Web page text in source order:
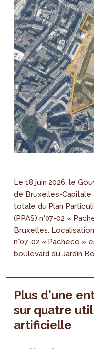
Le 18 juin 2026, le
de Bruxelles-Capitale
totale du Plan
(PPAS) n°07-02 «
Bruxelles.
n°07-02 « Pacheco »
boulevard du Jardin
Plus d'une
sur quatre
artificielle